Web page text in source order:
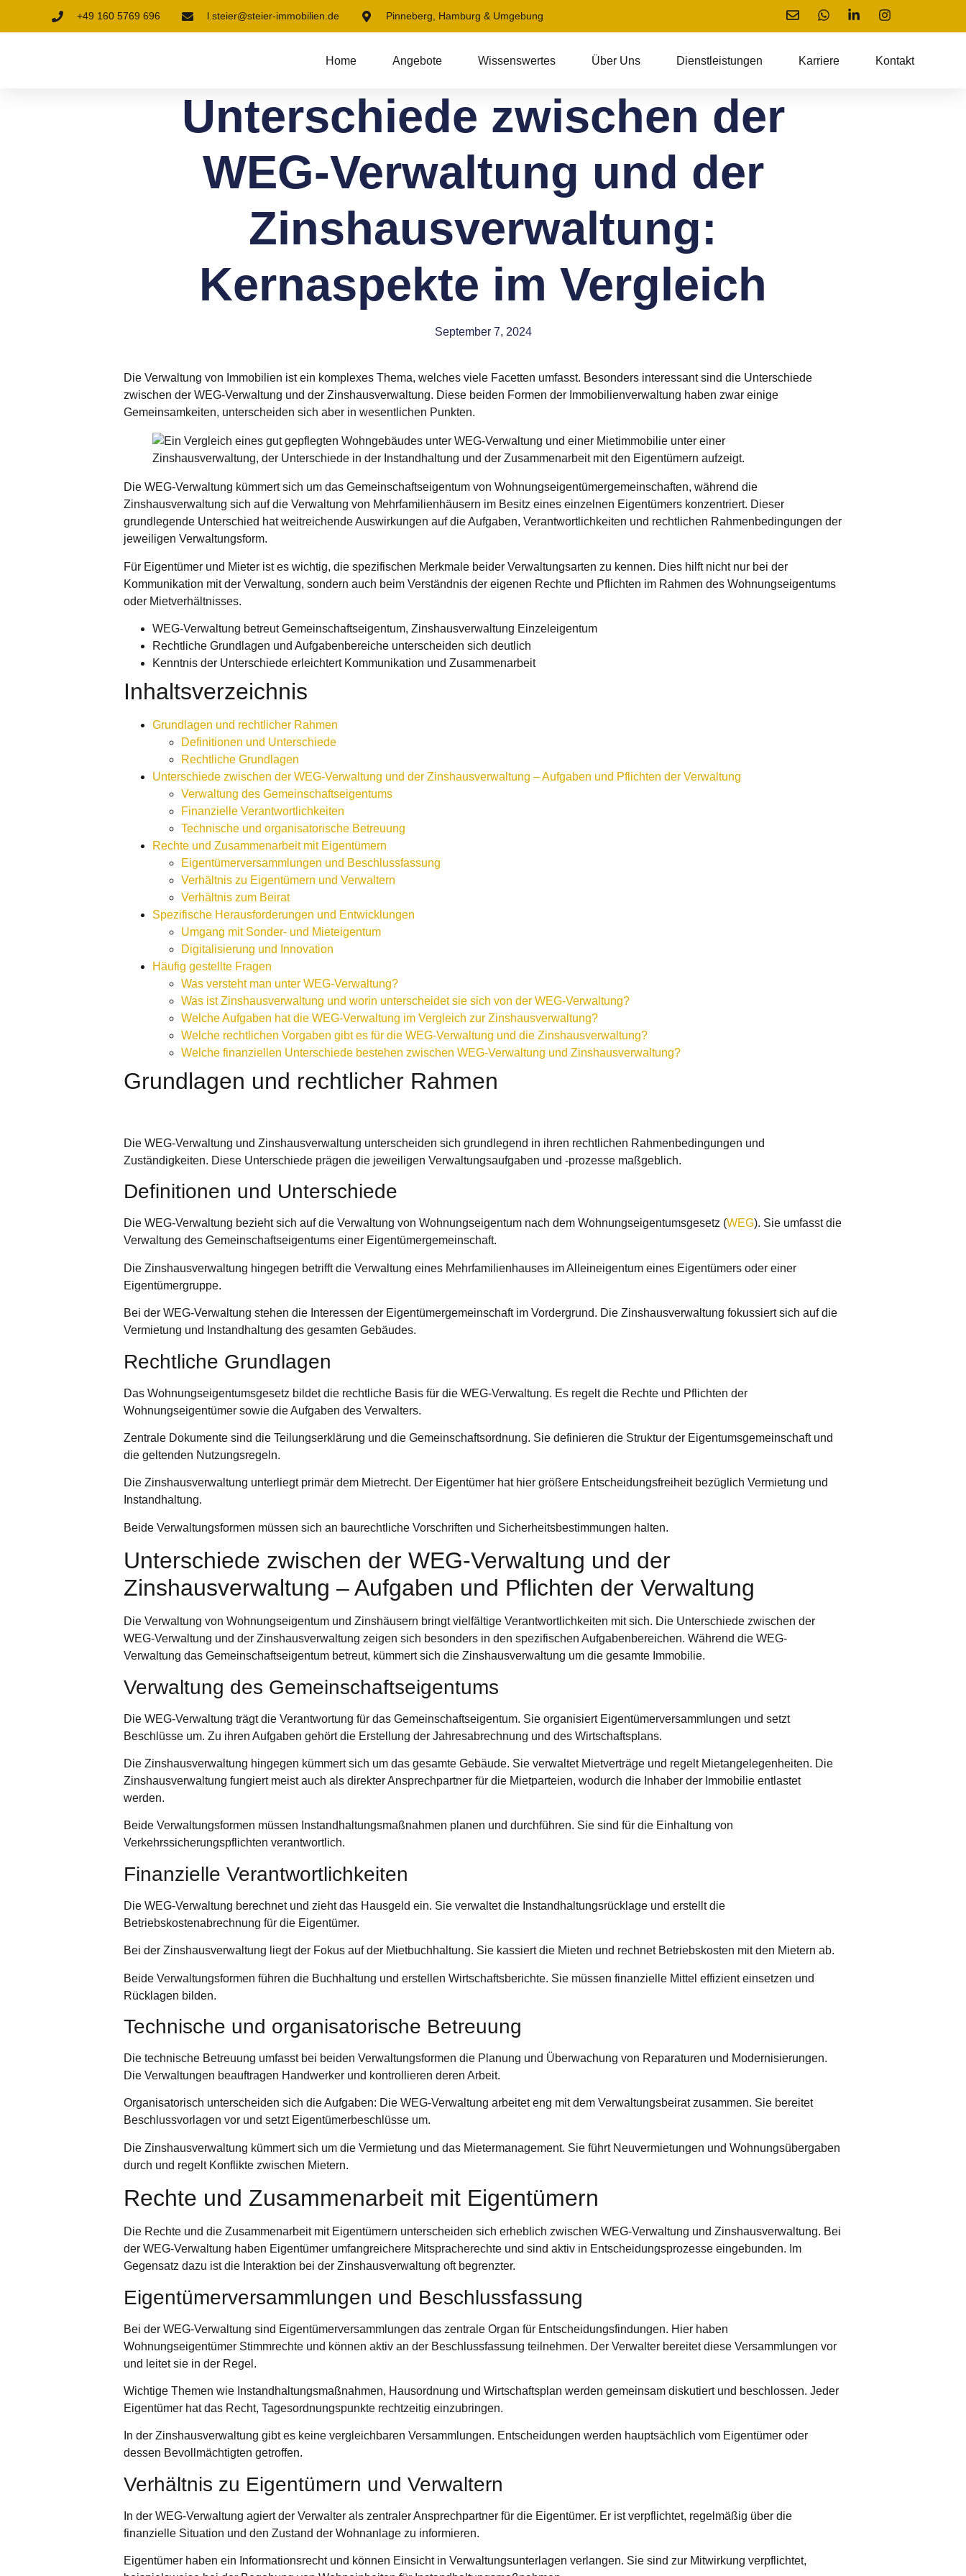
+49 160 5769 696 l.steier@steier-immobilien.de Pinneberg, Hamburg & Umgebung
Home Angebote Wissenswertes Über Uns Dienstleistungen Karriere Kontakt
Unterschiede zwischen der
WEG-Verwaltung und der
Zinshausverwaltung:
Kernaspekte im Vergleich
September 7, 2024
Die Verwaltung von Immobilien ist ein komplexes Thema, welches viele Facetten umfasst. Besonders interessant sind die Unterschiede
zwischen der WEG-Verwaltung und der Zinshausverwaltung. Diese beiden Formen der Immobilienverwaltung haben zwar einige
Gemeinsamkeiten, unterscheiden sich aber in wesentlichen Punkten.
Die WEG-Verwaltung kümmert sich um das Gemeinschaftseigentum von Wohnungseigentümergemeinschaften, während die
Zinshausverwaltung sich auf die Verwaltung von Mehrfamilienhäusern im Besitz eines einzelnen Eigentümers konzentriert. Dieser
grundlegende Unterschied hat weitreichende Auswirkungen auf die Aufgaben, Verantwortlichkeiten und rechtlichen Rahmenbedingungen der
jeweiligen Verwaltungsform.
Für Eigentümer und Mieter ist es wichtig, die spezifischen Merkmale beider Verwaltungsarten zu kennen. Dies hilft nicht nur bei der
Kommunikation mit der Verwaltung, sondern auch beim Verständnis der eigenen Rechte und Pflichten im Rahmen des Wohnungseigentums
oder Mietverhältnisses.
WEG-Verwaltung betreut Gemeinschaftseigentum, Zinshausverwaltung Einzeleigentum
Rechtliche Grundlagen und Aufgabenbereiche unterscheiden sich deutlich
Kenntnis der Unterschiede erleichtert Kommunikation und Zusammenarbeit
Inhaltsverzeichnis
Grundlagen und rechtlicher Rahmen
Definitionen und Unterschiede
Rechtliche Grundlagen
Unterschiede zwischen der WEG-Verwaltung und der Zinshausverwaltung – Aufgaben und Pflichten der Verwaltung
Verwaltung des Gemeinschaftseigentums
Finanzielle Verantwortlichkeiten
Technische und organisatorische Betreuung
Rechte und Zusammenarbeit mit Eigentümern
Eigentümerversammlungen und Beschlussfassung
Verhältnis zu Eigentümern und Verwaltern
Verhältnis zum Beirat
Spezifische Herausforderungen und Entwicklungen
Umgang mit Sonder- und Mieteigentum
Digitalisierung und Innovation
Häufig gestellte Fragen
Was versteht man unter WEG-Verwaltung?
Was ist Zinshausverwaltung und worin unterscheidet sie sich von der WEG-Verwaltung?
Welche Aufgaben hat die WEG-Verwaltung im Vergleich zur Zinshausverwaltung?
Welche rechtlichen Vorgaben gibt es für die WEG-Verwaltung und die Zinshausverwaltung?
Welche finanziellen Unterschiede bestehen zwischen WEG-Verwaltung und Zinshausverwaltung?
Grundlagen und rechtlicher Rahmen
Die WEG-Verwaltung und Zinshausverwaltung unterscheiden sich grundlegend in ihren rechtlichen Rahmenbedingungen und
Zuständigkeiten. Diese Unterschiede prägen die jeweiligen Verwaltungsaufgaben und -prozesse maßgeblich.
Definitionen und Unterschiede
Die WEG-Verwaltung bezieht sich auf die Verwaltung von Wohnungseigentum nach dem Wohnungseigentumsgesetz (WEG). Sie umfasst die
Verwaltung des Gemeinschaftseigentums einer Eigentümergemeinschaft.
Die Zinshausverwaltung hingegen betrifft die Verwaltung eines Mehrfamilienhauses im Alleineigentum eines Eigentümers oder einer
Eigentümergruppe.
Bei der WEG-Verwaltung stehen die Interessen der Eigentümergemeinschaft im Vordergrund. Die Zinshausverwaltung fokussiert sich auf die
Vermietung und Instandhaltung des gesamten Gebäudes.
Rechtliche Grundlagen
Das Wohnungseigentumsgesetz bildet die rechtliche Basis für die WEG-Verwaltung. Es regelt die Rechte und Pflichten der
Wohnungseigentümer sowie die Aufgaben des Verwalters.
Zentrale Dokumente sind die Teilungserklärung und die Gemeinschaftsordnung. Sie definieren die Struktur der Eigentumsgemeinschaft und
die geltenden Nutzungsregeln.
Die Zinshausverwaltung unterliegt primär dem Mietrecht. Der Eigentümer hat hier größere Entscheidungsfreiheit bezüglich Vermietung und
Instandhaltung.
Beide Verwaltungsformen müssen sich an baurechtliche Vorschriften und Sicherheitsbestimmungen halten.
Unterschiede zwischen der WEG-Verwaltung und der
Zinshausverwaltung – Aufgaben und Pflichten der Verwaltung
Die Verwaltung von Wohnungseigentum und Zinshäusern bringt vielfältige Verantwortlichkeiten mit sich. Die Unterschiede zwischen der
WEG-Verwaltung und der Zinshausverwaltung zeigen sich besonders in den spezifischen Aufgabenbereichen. Während die WEG-
Verwaltung das Gemeinschaftseigentum betreut, kümmert sich die Zinshausverwaltung um die gesamte Immobilie.
Verwaltung des Gemeinschaftseigentums
Die WEG-Verwaltung trägt die Verantwortung für das Gemeinschaftseigentum. Sie organisiert Eigentümerversammlungen und setzt
Beschlüsse um. Zu ihren Aufgaben gehört die Erstellung der Jahresabrechnung und des Wirtschaftsplans.
Die Zinshausverwaltung hingegen kümmert sich um das gesamte Gebäude. Sie verwaltet Mietverträge und regelt Mietangelegenheiten. Die
Zinshausverwaltung fungiert meist auch als direkter Ansprechpartner für die Mietparteien, wodurch die Inhaber der Immobilie entlastet
werden.
Beide Verwaltungsformen müssen Instandhaltungsmaßnahmen planen und durchführen. Sie sind für die Einhaltung von
Verkehrssicherungspflichten verantwortlich.
Finanzielle Verantwortlichkeiten
Die WEG-Verwaltung berechnet und zieht das Hausgeld ein. Sie verwaltet die Instandhaltungsrücklage und erstellt die
Betriebskostenabrechnung für die Eigentümer.
Bei der Zinshausverwaltung liegt der Fokus auf der Mietbuchhaltung. Sie kassiert die Mieten und rechnet Betriebskosten mit den Mietern ab.
Beide Verwaltungsformen führen die Buchhaltung und erstellen Wirtschaftsberichte. Sie müssen finanzielle Mittel effizient einsetzen und
Rücklagen bilden.
Technische und organisatorische Betreuung
Die technische Betreuung umfasst bei beiden Verwaltungsformen die Planung und Überwachung von Reparaturen und Modernisierungen.
Die Verwaltungen beauftragen Handwerker und kontrollieren deren Arbeit.
Organisatorisch unterscheiden sich die Aufgaben: Die WEG-Verwaltung arbeitet eng mit dem Verwaltungsbeirat zusammen. Sie bereitet
Beschlussvorlagen vor und setzt Eigentümerbeschlüsse um.
Die Zinshausverwaltung kümmert sich um die Vermietung und das Mietermanagement. Sie führt Neuvermietungen und Wohnungsübergaben
durch und regelt Konflikte zwischen Mietern.
Rechte und Zusammenarbeit mit Eigentümern
Die Rechte und die Zusammenarbeit mit Eigentümern unterscheiden sich erheblich zwischen WEG-Verwaltung und Zinshausverwaltung. Bei
der WEG-Verwaltung haben Eigentümer umfangreichere Mitspracherechte und sind aktiv in Entscheidungsprozesse eingebunden. Im
Gegensatz dazu ist die Interaktion bei der Zinshausverwaltung oft begrenzter.
Eigentümerversammlungen und Beschlussfassung
Bei der WEG-Verwaltung sind Eigentümerversammlungen das zentrale Organ für Entscheidungsfindungen. Hier haben
Wohnungseigentümer Stimmrechte und können aktiv an der Beschlussfassung teilnehmen. Der Verwalter bereitet diese Versammlungen vor
und leitet sie in der Regel.
Wichtige Themen wie Instandhaltungsmaßnahmen, Hausordnung und Wirtschaftsplan werden gemeinsam diskutiert und beschlossen. Jeder
Eigentümer hat das Recht, Tagesordnungspunkte rechtzeitig einzubringen.
In der Zinshausverwaltung gibt es keine vergleichbaren Versammlungen. Entscheidungen werden hauptsächlich vom Eigentümer oder
dessen Bevollmächtigten getroffen.
Verhältnis zu Eigentümern und Verwaltern
In der WEG-Verwaltung agiert der Verwalter als zentraler Ansprechpartner für die Eigentümer. Er ist verpflichtet, regelmäßig über die
finanzielle Situation und den Zustand der Wohnanlage zu informieren.
Eigentümer haben ein Informationsrecht und können Einsicht in Verwaltungsunterlagen verlangen. Sie sind zur Mitwirkung verpflichtet,